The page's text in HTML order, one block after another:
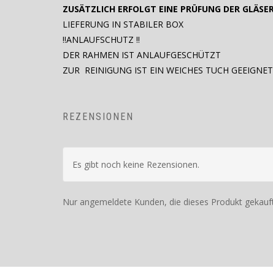
ZUSÄTZLICH ERFOLGT EINE PRÜFUNG DER
LIEFERUNG IN STABILER BOX
!!ANLAUFSCHUTZ !!
DER RAHMEN IST ANLAUFGESCHÜTZT
ZUR REINIGUNG IST EIN WEICHES TUCH
REZENSIONEN
Es gibt noch keine Rezensionen.
Nur angemeldete Kunden, die dieses Produkt